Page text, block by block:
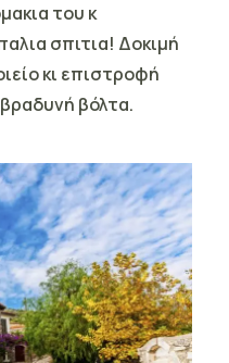
του κ
σπιτια! Δοκιμή
κι επιστροφή
βόλτα.